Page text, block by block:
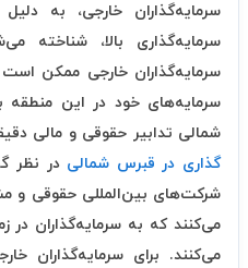
سرمایه‌گذاران خارجی، به
سرمایه‌گذاری بالا، شناخته
سرمایه‌گذاران خارجی ممکن
سرمایه‌های خود در این منطقه
شمالی تدابیر حقوقی و مالی
گذاری در قبرس شمالی در نظر
شرکت‌های بین‌المللی حقوقی و
می‌کنند که به سرمایه‌گذاران
می‌کنند. برای سرمایه‌گذاران